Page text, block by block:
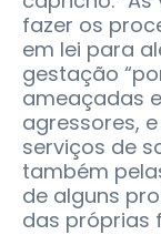
fazer os
em lei para
gestação
ameaçadas
agressores,
serviços de
também
de alguns
das próprias